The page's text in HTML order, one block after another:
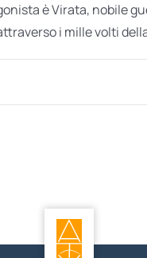
è Virata, nobile
i mille volti